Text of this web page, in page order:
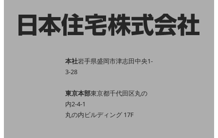
本社岩手県盛岡市津志田中央1-
3-28
東京本部東京都千代田区丸の
内2-4-1
丸の内ビルディング 17F